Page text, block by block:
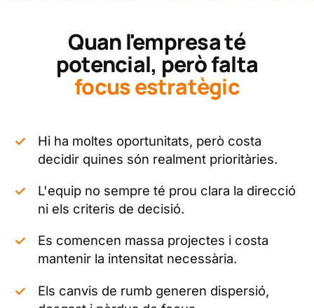
T'ajudo a ordenar el creixement,
prioritzar oportunitats i definir el
rumb per construir avantatge
competitiu
Quan l'empresa té
potencial, però falta
focus estratègic
Hi ha moltes oportunitats, però costa
decidir quines són realment prioritàries.
L'equip no sempre té prou clara la direcció
ni els criteris de decisió.
Es comencen massa projectes i costa
mantenir la intensitat necessària.
Els canvis de rumb generen dispersió,